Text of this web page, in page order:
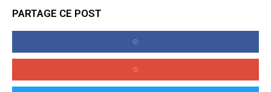
PARTAGE CE POST